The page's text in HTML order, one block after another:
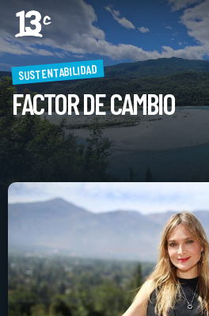
SUSTENTABILIDAD
FACTOR DE CAMBIO